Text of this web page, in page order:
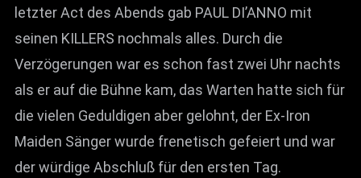
letzter Act des Abends gab PAUL DI’ANNO mit
seinen KILLERS nochmals alles. Durch die
Verzögerungen war es schon fast zwei Uhr nachts
als er auf die Bühne kam, das Warten hatte sich für
die vielen Geduldigen aber gelohnt, der Ex-Iron
Maiden Sänger wurde frenetisch gefeiert und war
der würdige Abschluß für den ersten Tag.